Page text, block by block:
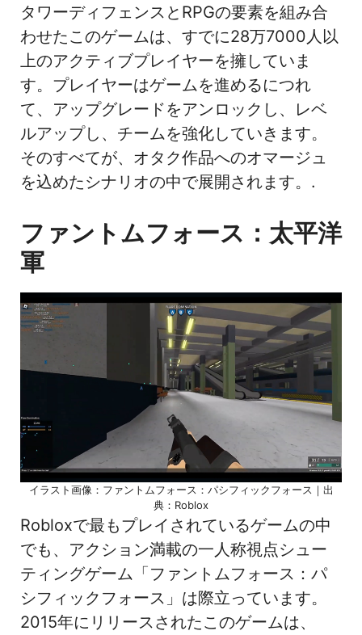
タワーディフェンスとRPGの要素を組み合
わせたこのゲームは、すでに28万7000人以
上のアクティブプレイヤーを擁していま
す。プレイヤーはゲームを進めるにつれ
て、アップグレードをアンロックし、レベ
ルアップし、チームを強化していきます。
そのすべてが、オタク作品へのオマージュ
を込めたシナリオの中で展開されます。.
ファントムフォース：太平洋
軍
イラスト画像：ファントムフォース：パシフィックフォース｜出
典：Roblox
Robloxで最もプレイされているゲームの中
でも、アクション満載の一人称視点シュー
ティングゲーム「ファントムフォース：パ
シフィックフォース」は際立っています。
2015年にリリースされたこのゲームは、